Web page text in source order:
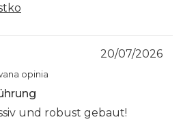
20/07/2026
opinia
und robust gebaut!